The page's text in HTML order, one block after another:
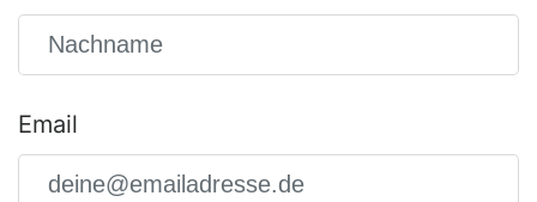
Email